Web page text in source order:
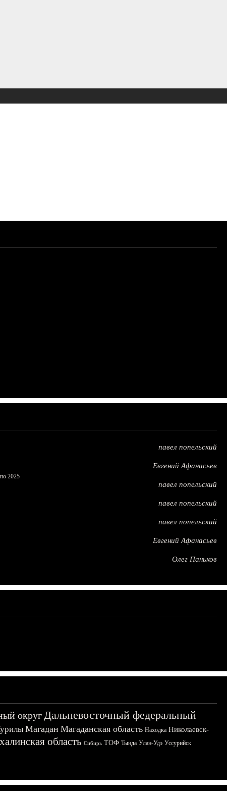
павел попельский
Евгений Афанасьев
2025
павел попельский
павел попельский
павел попельский
Евгений Афанасьев
Олег Паньков
округДальневосточный федеральный
Магадан Магаданская область Находка Николаевск-
область Сибирь ТОФ Тында Улан-Удэ Уссурийск